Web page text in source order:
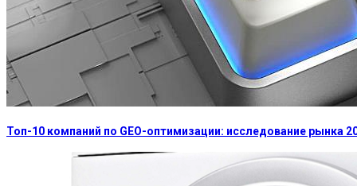
Топ-10 компаний по GEO-оптимизации: исследование рынка